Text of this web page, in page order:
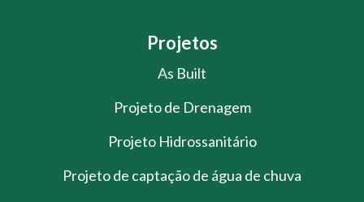
Projetos
As Built
Projeto de Drenagem
Projeto Hidrossanitário
Projeto de captação de água de chuva